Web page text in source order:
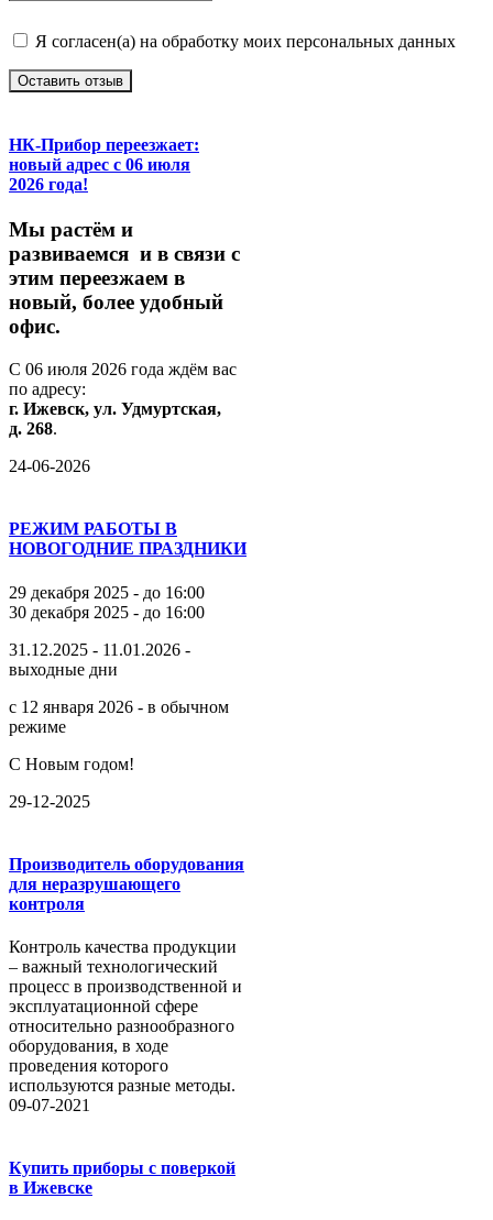
Я согласен(а) на обработку моих персональных данных
Оставить отзыв
НК-Прибор переезжает:
новый адрес с 06 июля
2026 года!
Мы растём и
развиваемся и в связи с
этим переезжаем в
новый, более удобный
офис.
С 06 июля 2026 года ждём вас
по адресу:
г. Ижевск, ул. Удмуртская,
д. 268.
24-06-2026
РЕЖИМ РАБОТЫ В
НОВОГОДНИЕ ПРАЗДНИКИ
29 декабря 2025 - до 16:00
30 декабря 2025 - до 16:00
31.12.2025 - 11.01.2026 -
выходные дни
с 12 января 2026 - в обычном
режиме
С Новым годом!
29-12-2025
Производитель оборудования
для неразрушающего
контроля
Контроль качества продукции
– важный технологический
процесс в производственной и
эксплуатационной сфере
относительно разнообразного
оборудования, в ходе
проведения которого
используются разные методы.
09-07-2021
Купить приборы с поверкой
в Ижевске